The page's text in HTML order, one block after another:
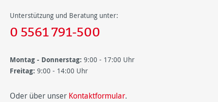
Unterstützung und Beratung unter:
0 5561 791-500
Montag - Donnerstag: 9:00 - 17:00 Uhr
Freitag: 9:00 - 14:00 Uhr
Oder über unser Kontaktformular.